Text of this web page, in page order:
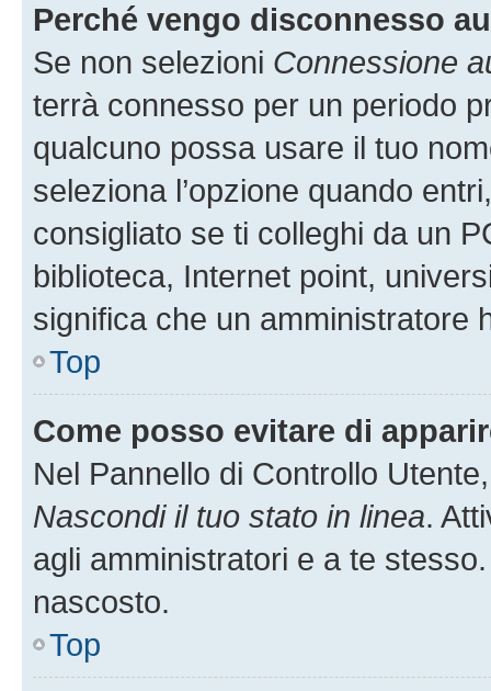
Perché vengo disconnesso
Se non selezioni Connessione
terrà connesso per un periodo
qualcuno possa usare il tuo
seleziona l’opzione quando
consigliato se ti colleghi da un
biblioteca, Internet point,
significa che un amministratore
Top
Come posso evitare di
Nel Pannello di Controllo
Nascondi il tuo stato in linea.
agli amministratori e a te
nascosto.
Top